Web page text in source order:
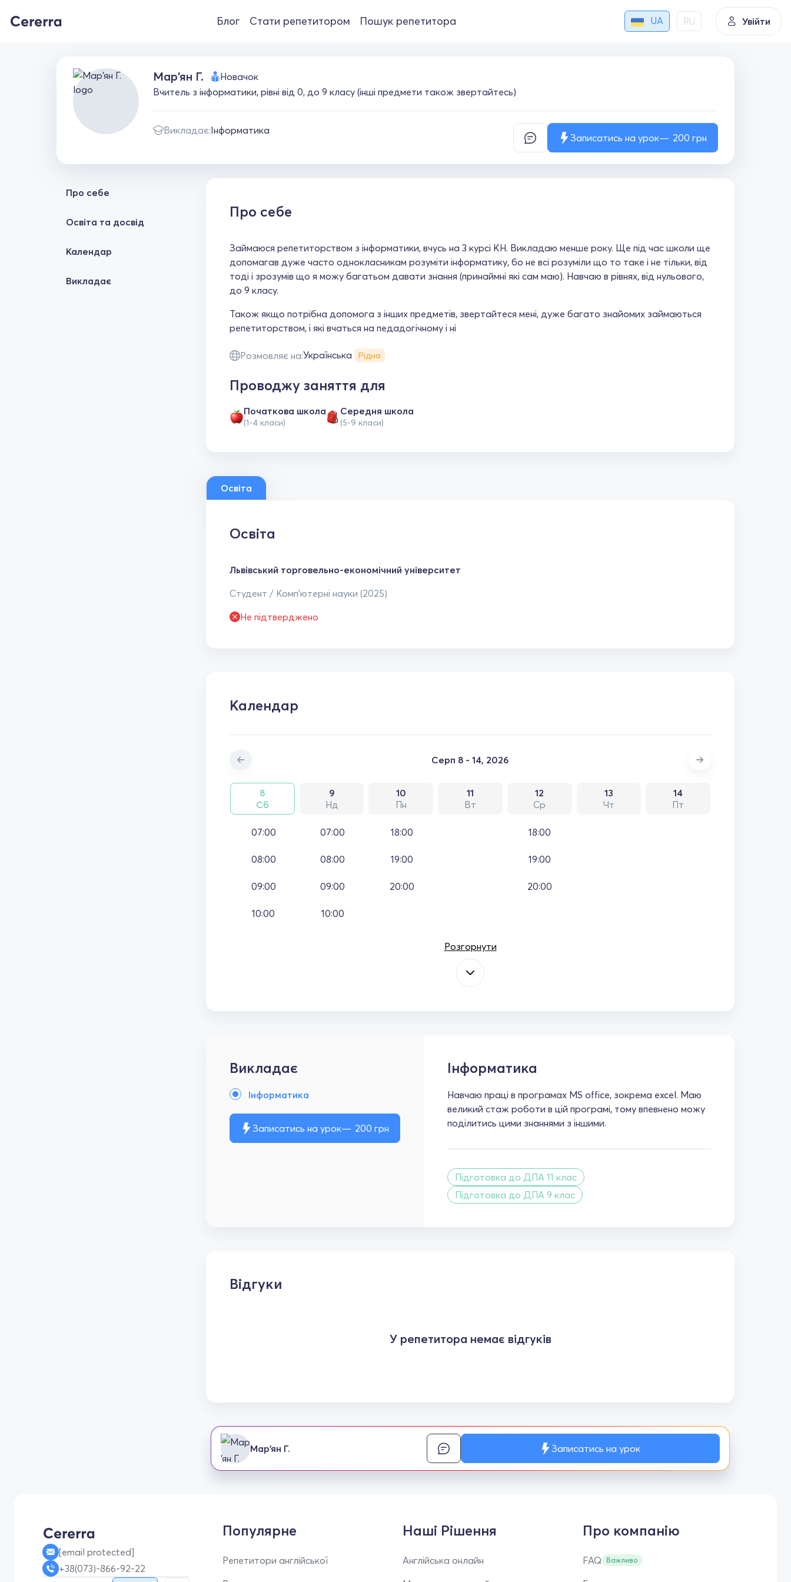
Блог Стати репетитором Пошук репетитора UA RU Увійти
Мар'ян Г.
Новачок
Вчитель з інформатики, рівні від 0, до 9 класу (інші предмети також звертайтесь)
Викладає:Інформатика
Записатись на урок 200 грн
Про себе
Освіта та досвід
Календар
Викладає
Про себе
Займаюся репетиторством з інформатики, вчусь на 3 курсі КН. Викладаю менше року. Ще під час школи ще
допомагав дуже часто однокласникам розуміти інформатику, бо не всі розуміли що то таке і не тільки, від
тоді і зрозумів що я можу багатьом давати знання (принаймні які сам маю). Навчаю в рівнях, від нульового,
до 9 класу.
Також якщо потрібна допомога з інших предметів, звертайтеся мені, дуже багато знайомих займаються
репетиторством, і які вчаться на педадогічному і ні
Розмовляє на:Українська Рідна
Проводжу заняття для
Початкова школа
(1-4 класи)
Середня школа
(5-9 класи)
Освіта
Освіта
Львівський торговельно-економічний університет
Студент / Комп'ютерні науки (2025)
Не підтверджено
Календар
Серп 8 - 14, 2026
8
Сб
9
Нд
10
Пн
11
Вт
12
Ср
13
Чт
14
Пт
07:00
08:00
09:00
10:00
07:00
08:00
09:00
10:00
18:00
19:00
20:00
18:00
19:00
20:00
Розгорнути
Викладає
Інформатика
Записатись на урок 200 грн
Інформатика
Навчаю праці в програмах MS office, зокрема excel. Маю
великий стаж роботи в цій програмі, тому впевнено можу
поділитись цими знаннями з іншими.
Підготовка до ДПА 11 клас
Підготовка до ДПА 9 клас
Відгуки
У репетитора немає відгуків
Мар'ян Г. Записатись на урок
[email protected]
+38(073)-866-92-22
Популярне
Репетитори англійської
Наші Рішення
Англійська онлайн
Про компанію
FAQ Важливо